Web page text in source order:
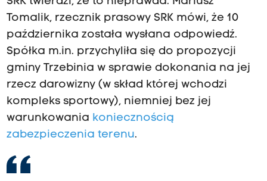
Tomalik, rzecznik prasowy SRK mówi, że 10
października została wysłana odpowiedź.
Spółka m.in. przychyliła się do propozycji
gminy Trzebinia w sprawie dokonania na jej
rzecz darowizny (w skład której wchodzi
kompleks sportowy), niemniej bez jej
warunkowania koniecznością
zabezpieczenia terenu.